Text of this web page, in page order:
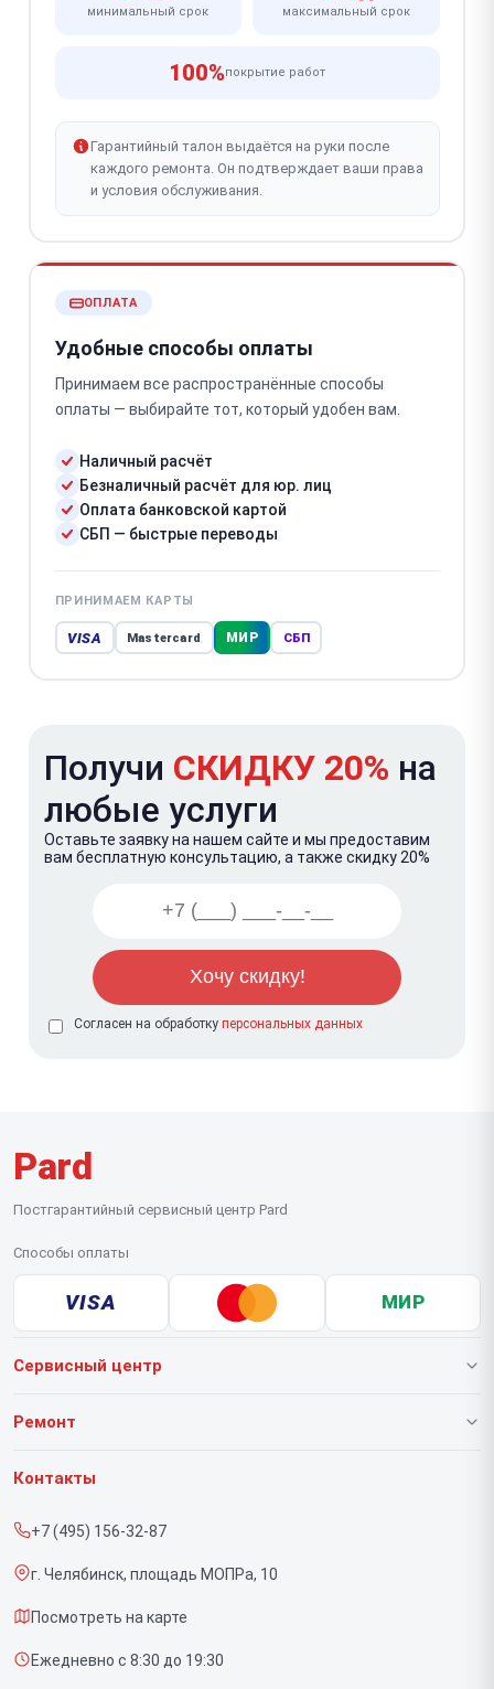
минимальный срок максимальный срок
100%покрытие работ
Гарантийный талон выдаётся на руки после
каждого ремонта. Он подтверждает ваши права
и условия обслуживания.
ОПЛАТА
Удобные способы оплаты
Принимаем все распространённые способы
оплаты — выбирайте тот, который удобен вам.
Наличный расчёт
Безналичный расчёт для юр. лиц
Оплата банковской картой
СБП — быстрые переводы
ПРИНИМАЕМ КАРТЫ
VISA Mastercard МИР СБП
Получи СКИДКУ 20% на
любые услуги
Оставьте заявку на нашем сайте и мы предоставим
вам бесплатную консультацию, а также скидку 20%
Согласен на обработку персональных данных
Pard
Постгарантийный сервисный центр Pard
Способы оплаты
VISA МИР
Сервисный центр
О нашем сервисе
Срочный ремонт
Доставка и способы оплаты
Диагностика
Контакты
Ремонт
Тепловизионных прицелов
Контакты
+7 (495) 156-32-87
г. Челябинск, площадь МОПРа, 10
Посмотреть на карте
Ежедневно с 8:30 до 19:30